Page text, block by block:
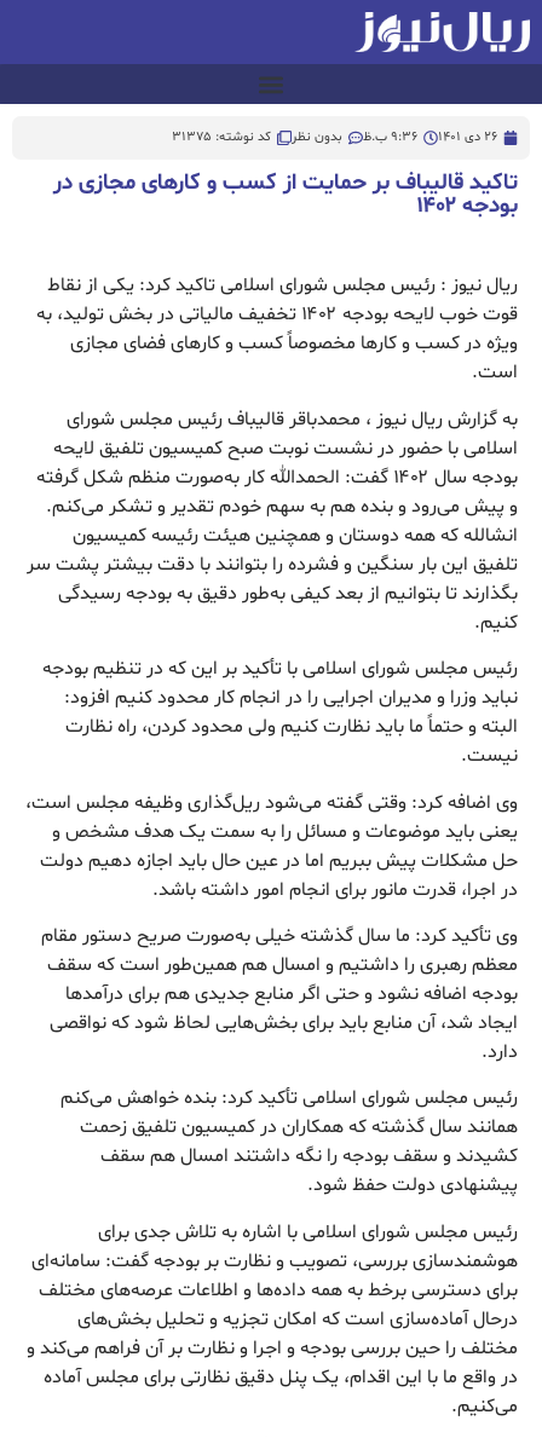
26 دی 1401 9:36 ب.ظ بدون نظر کد نوشته: 31375
تاکید قالیباف بر حمایت از کسب و کارهای مجازی در
بودجه ۱۴۰۲
ریال نیوز : رئیس مجلس شورای اسلامی تاکید کرد: یکی از نقاط
قوت خوب لایحه بودجه ۱۴۰۲ تخفیف مالیاتی در بخش تولید، به
ویژه در کسب و کارها مخصوصاً کسب و کارهای فضای مجازی
است.
به گزارش ریال نیوز ، محمدباقر قالیباف رئیس مجلس شورای
اسلامی با حضور در نشست نوبت صبح کمیسیون تلفیق لایحه
بودجه سال ۱۴۰۲ گفت: الحمدالله کار به‌صورت منظم شکل گرفته
و پیش می‌رود و بنده هم به سهم خودم تقدیر و تشکر می‌کنم.
انشالله که همه دوستان و همچنین هیئت رئیسه کمیسیون
تلفیق این بار سنگین و فشرده را بتوانند با دقت بیشتر پشت سر
بگذارند تا بتوانیم از بعد کیفی به‌طور دقیق به بودجه رسیدگی
کنیم.
رئیس مجلس شورای اسلامی با تأکید بر این که در تنظیم بودجه
نباید وزرا و مدیران اجرایی را در انجام کار محدود کنیم افزود:
البته و حتماً ما باید نظارت کنیم ولی محدود کردن، راه نظارت
نیست.
وی اضافه کرد: وقتی گفته می‌شود ریل‌گذاری وظیفه مجلس است،
یعنی باید موضوعات و مسائل را به سمت یک هدف مشخص و
حل مشکلات پیش ببریم اما در عین حال باید اجازه دهیم دولت
در اجرا، قدرت مانور برای انجام امور داشته باشد.
وی تأکید کرد: ما سال گذشته خیلی به‌صورت صریح دستور مقام
معظم رهبری را داشتیم و امسال هم همین‌طور است که سقف
بودجه اضافه نشود و حتی اگر منابع جدیدی هم برای درآمدها
ایجاد شد، آن منابع باید برای بخش‌هایی لحاظ شود که نواقصی
دارد.
رئیس مجلس شورای اسلامی تأکید کرد: بنده خواهش می‌کنم
همانند سال گذشته که همکاران در کمیسیون تلفیق زحمت
کشیدند و سقف بودجه را نگه داشتند امسال هم سقف
پیشنهادی دولت حفظ شود.‌
رئیس مجلس شورای اسلامی با اشاره به تلاش جدی برای
هوشمندسازی بررسی، تصویب و نظارت بر بودجه گفت: سامانه‌ای
برای دسترسی برخط به همه داده‌ها و اطلاعات عرصه‌های مختلف
درحال آماده‌سازی است که امکان تجزیه و تحلیل بخش‌های
مختلف را حین بررسی بودجه و اجرا و نظارت بر آن فراهم می‌کند و
در واقع ما با این اقدام، یک پنل دقیق نظارتی برای مجلس آماده
می‌کنیم.